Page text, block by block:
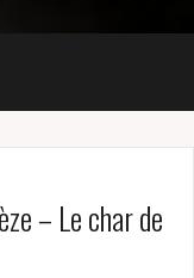
– Le char de